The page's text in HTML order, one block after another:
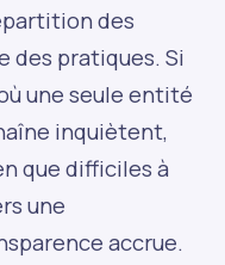
des
des pratiques. Si
une seule entité
inquiètent,
que difficiles à
une
accrue.